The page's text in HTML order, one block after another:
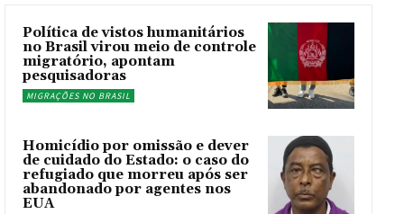
Política de vistos humanitários
no Brasil virou meio de controle
migratório, apontam
pesquisadoras
MIGRAÇÕES NO BRASIL
Homicídio por omissão e dever
de cuidado do Estado: o caso do
refugiado que morreu após ser
abandonado por agentes nos
EUA